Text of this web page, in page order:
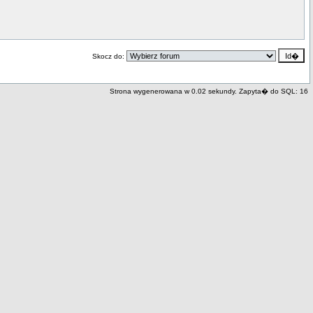
Skocz do:
Strona wygenerowana w 0.02 sekundy. Zapyta� do SQL: 16